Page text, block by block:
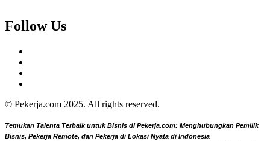
Follow Us
© Pekerja.com 2025. All rights reserved.
Temukan Talenta Terbaik untuk Bisnis di Pekerja.com: Menghubungkan Pemilik
Bisnis, Pekerja Remote, dan Pekerja di Lokasi Nyata di Indonesia